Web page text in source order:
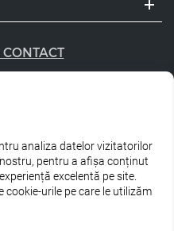
359
de socializare:
analiza datelor vizitatorilor
pentru a afișa conținut
excelentă pe site.
urile pe care le utilizăm